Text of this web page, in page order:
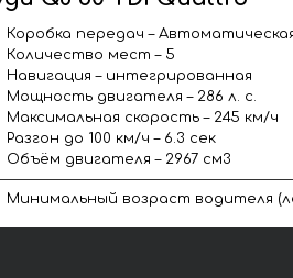
Коробка передач –
Количество мест – 5
Навигация – интегрированная
Мощность двигателя – 286 л. с.
Максимальная скорость – 245 км/ч
Разгон до 100 км/ч – 6.3 сек
Объём двигателя – 2967 см3
Минимальный возраст водителя